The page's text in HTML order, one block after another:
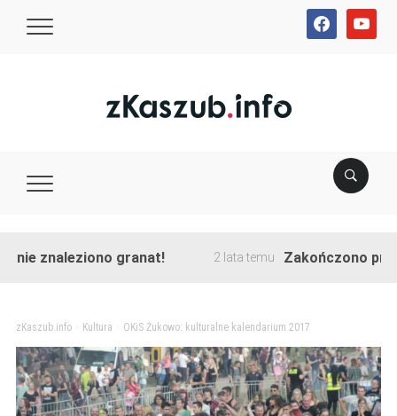
facebookyoutube
granat! 2 lata temu Zakończono
zKaszub.info> Kultura OKiS Żukowo: kulturalne kalendarium 2017